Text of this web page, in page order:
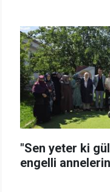
"Sen yeter ki
engelli